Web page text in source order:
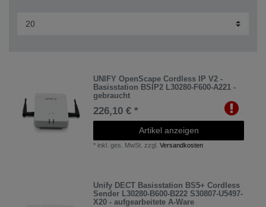
UNIFY OpenScape Cordless IP V2 -
Basisstation BSIP2 L30280-F600-A221 -
gebraucht
226,10 € *
Artikel anzeigen
* inkl. ges. MwSt. zzgl.Versandkosten
Unify DECT Basisstation BS5+ Cordless
Sender L30280-B600-B222 S30807-U5497-
X20 - aufgearbeitete A-Ware